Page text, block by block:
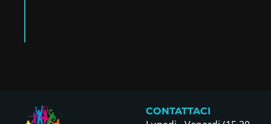
CONTATTACI